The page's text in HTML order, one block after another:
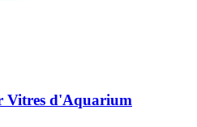
Vitres d'Aquarium